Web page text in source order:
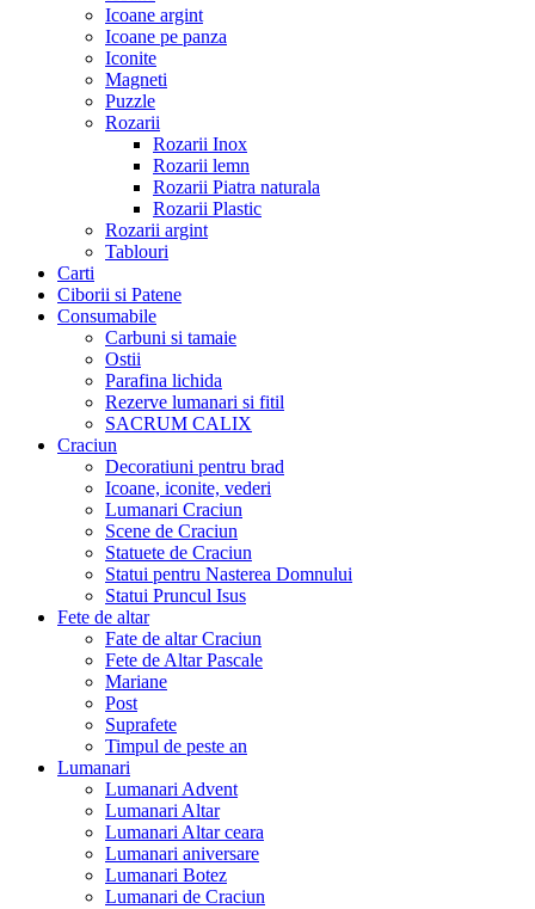
Icoane argint
Icoane pe panza
Iconite
Magneti
Puzzle
Rozarii
Rozarii Inox
Rozarii lemn
Rozarii Piatra naturala
Rozarii Plastic
Rozarii argint
Tablouri
Carti
Ciborii si Patene
Consumabile
Carbuni si tamaie
Ostii
Parafina lichida
Rezerve lumanari si fitil
SACRUM CALIX
Craciun
Decoratiuni pentru brad
Icoane, iconite, vederi
Lumanari Craciun
Scene de Craciun
Statuete de Craciun
Statui pentru Nasterea Domnului
Statui Pruncul Isus
Fete de altar
Fate de altar Craciun
Fete de Altar Pascale
Mariane
Post
Suprafete
Timpul de peste an
Lumanari
Lumanari Advent
Lumanari Altar
Lumanari Altar ceara
Lumanari aniversare
Lumanari Botez
Lumanari de Craciun